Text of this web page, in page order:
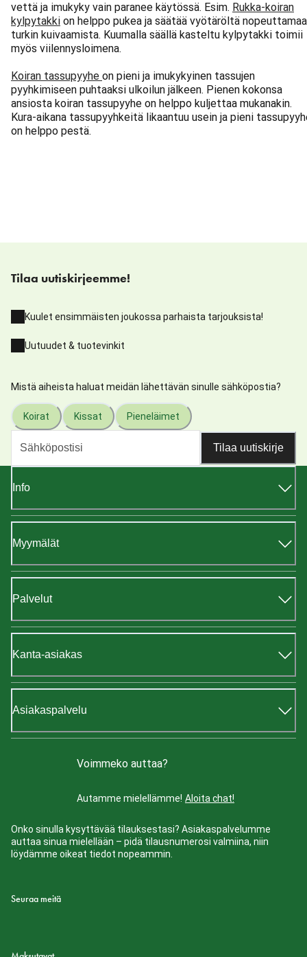
vettä ja imukyky vain paranee käytössä. Esim. Rukka-koiran
kylpytakki on helppo pukea ja säätää vyötäröltä
turkin kuivaamista. Kuumalla säällä kasteltu kylpytakki toimii
myös viilennysloimena.
Koiran tassupyyhe on pieni ja imukykyinen tassujen
pyyhkimiseen puhtaaksi ulkoilun jälkeen. Pienen kokonsa
ansiosta koiran tassupyyhe on helppo kuljettaa mukanakin.
Kura-aikana tassupyyhkeitä likaantuu usein ja pieni
on helppo pestä.
Tilaa uutiskirjeemme!
Kuulet ensimmäisten joukossa parhaista tarjouksista!
Uutuudet & tuotevinkit
Mistä aiheista haluat meidän lähettävän sinulle sähköpostia?
Koirat Kissat Pieneläimet
Tilaa uutiskirje
Info
Myymälät
Palvelut
Kanta-asiakas
Asiakaspalvelu
Voimmeko auttaa?
Autamme mielellämme! Aloita chat!
Onko sinulla kysyttävää tilauksestasi? Asiakaspalvelumme
auttaa sinua mielellään – pidä tilausnumerosi valmiina, niin
löydämme oikeat tiedot nopeammin.
Seuraa meitä